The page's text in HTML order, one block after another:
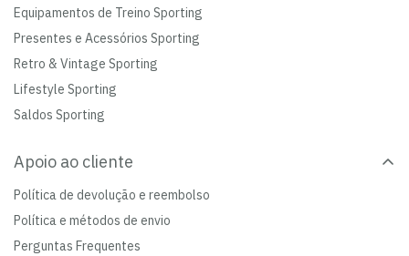
Equipamentos de Treino Sporting
Presentes e Acessórios Sporting
Retro & Vintage Sporting
Lifestyle Sporting
Saldos Sporting
Apoio ao cliente
Política de devolução e reembolso
Política e métodos de envio
Perguntas Frequentes